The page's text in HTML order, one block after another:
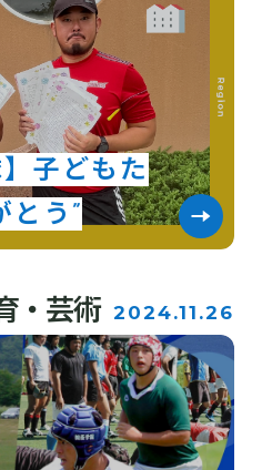
】子どもた
とう”
・芸術 2024.11.26